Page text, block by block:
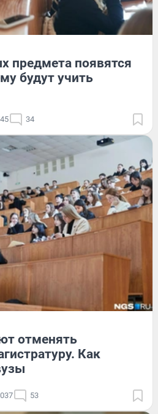
предмета появятся
будут учить
34
отменять
Как
53